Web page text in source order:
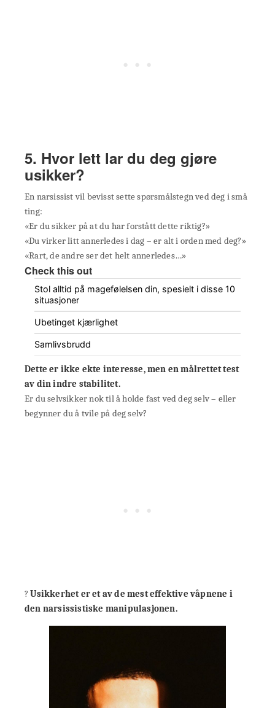
5. Hvor lett lar du deg gjøre
usikker?
En narsissist vil bevisst sette spørsmålstegn ved deg i små
ting:
«Er du sikker på at du har forstått dette riktig?»
«Du virker litt annerledes i dag – er alt i orden med deg?»
«Rart, de andre ser det helt annerledes…»
Check this out
Stol alltid på magefølelsen din, spesielt i disse 10
situasjoner
Ubetinget kjærlighet
Samlivsbrudd
Dette er ikke ekte interesse, men en målrettet test
av din indre stabilitet.
Er du selvsikker nok til å holde fast ved deg selv – eller
begynner du å tvile på deg selv?
?Usikkerhet er et av de mest effektive våpnene i
den narsissistiske manipulasjonen.